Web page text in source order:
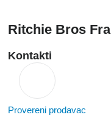
Ritchie Bros
Kontakti
Provereni prodavac